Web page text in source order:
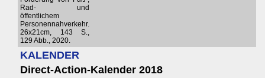
Rad- und
öffentlichem
Personennahverkehr.
26x21cm, 143 S.,
129 Abb., 2020.
KALENDER
Direct-Action-Kalender 2018